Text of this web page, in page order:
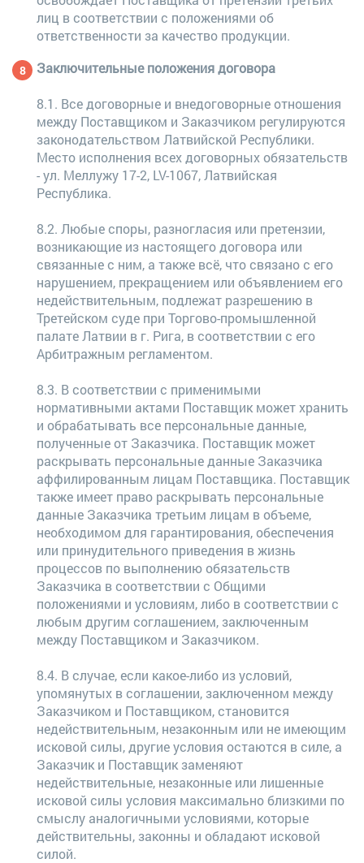
лиц в соответствии с положениями об
ответственности за качество продукции.
Заключительные положения договора
8.1. Все договорные и внедоговорные отношения
между Поставщиком и Заказчиком регулируются
законодательством Латвийской Республики.
Место исполнения всех договорных обязательств
- ул. Меллужу 17-2, LV-1067, Латвийская
Республика.
8.2. Любые споры, разногласия или претензии,
возникающие из настоящего договора или
связанные с ним, а также всё, что связано с его
нарушением, прекращением или объявлением его
недействительным, подлежат разрешению в
Третейском суде при Торгово-промышленной
палате Латвии в г. Рига, в соответствии с его
Арбитражным регламентом.
8.3. В соответствии с применимыми
нормативными актами Поставщик может хранить
и обрабатывать все персональные данные,
полученные от Заказчика. Поставщик может
раскрывать персональные данные Заказчика
аффилированным лицам Поставщика. Поставщик
также имеет право раскрывать персональные
данные Заказчика третьим лицам в объеме,
необходимом для гарантирования, обеспечения
или принудительного приведения в жизнь
процессов по выполнению обязательств
Заказчика в соответствии с Общими
положениями и условиям, либо в соответствии с
любым другим соглашением, заключенным
между Поставщиком и Заказчиком.
8.4. В случае, если какое-либо из условий,
упомянутых в соглашении, заключенном между
Заказчиком и Поставщиком, становится
недействительным, незаконным или не имеющим
исковой силы, другие условия остаются в силе, а
Заказчик и Поставщик заменяют
недействительные, незаконные или лишенные
исковой силы условия максимально близкими по
смыслу аналогичными условиями, которые
действительны, законны и обладают исковой
силой.